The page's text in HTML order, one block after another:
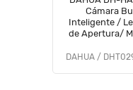
Cámara
Inteligente /
de Apertura/